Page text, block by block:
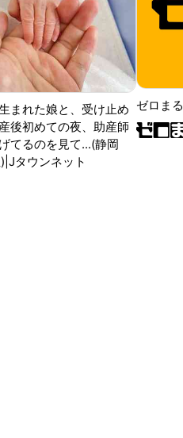
まれた娘と、受け止め
後初めての夜、助産師
てるのを見て...(静岡
タウンネット
ゼロまる